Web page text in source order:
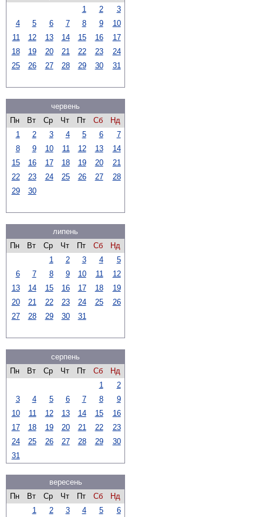
1
2
3
4
5 6 7 8 9
10
11
12 13 14 15 16
17
18
19 20 21 22 23
24
25
26 27 28 29 30 31
червень
Пн
Вт Ср Чт Пт Сб
Нд
1
2 3 4 5 6
7
8
9 10 11 12 13
14
15
16 17 18 19 20
21
22
23 24 25 26 27
28
29
30
липень
Пн
Вт Ср Чт Пт Сб
Нд
1
2 3 4
5
6
7 8 9 10 11
12
13
14 15 16 17 18
19
20
21 22 23 24 25
26
27
28 29 30 31
серпень
Пн
Вт Ср Чт Пт Сб
Нд
1
2
3
4 5 6 7 8
9
10
11 12 13 14 15
16
17
18 19 20 21 22
23
24
25 26 27 28 29
30
31
вересень
Пн
Вт Ср Чт Пт Сб
Нд
1
2 3 4 5
6